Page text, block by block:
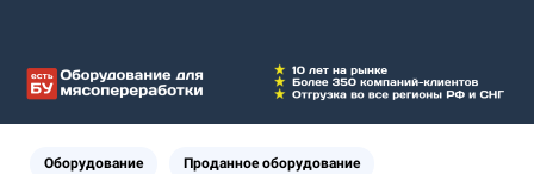
Оборудование Проданное оборудование